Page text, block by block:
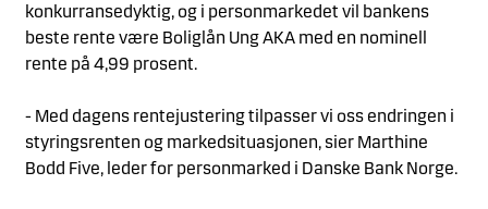
konkurransedyktig, og i personmarkedet vil bankens
beste rente være Boliglån Ung AKA med en nominell
rente på 4,99 prosent.
- Med dagens rentejustering tilpasser vi oss endringen i
styringsrenten og markedsituasjonen, sier Marthine
Bodd Five, leder for personmarked i Danske Bank Norge.